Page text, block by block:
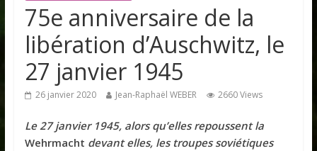
75e anniversaire de la
libération d’Auschwitz, le
27 janvier 1945
26 janvier 2020 Jean-Raphaël WEBER 2660 Views
Le 27 janvier 1945, alors qu’elles repoussent la
Wehrmacht devant elles, les troupes soviétiques